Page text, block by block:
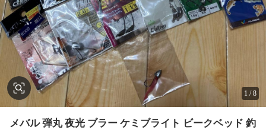
1 /8
メバル 弾丸 夜光 ブラー ケミブライト ビークベッド 釣